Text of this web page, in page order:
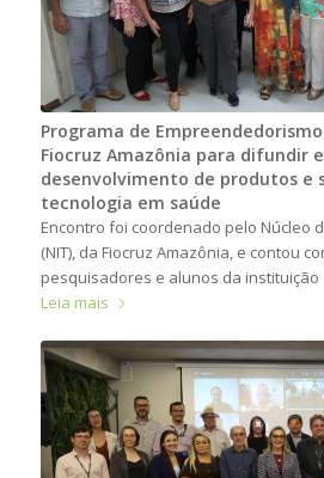
Programa de
Fiocruz Amazônia para difundir
desenvolvimento de produtos e
tecnologia em saúde
Encontro foi coordenado pelo Núcleo
(NIT), da Fiocruz Amazônia, e contou
pesquisadores e alunos da instituição
Leia mais